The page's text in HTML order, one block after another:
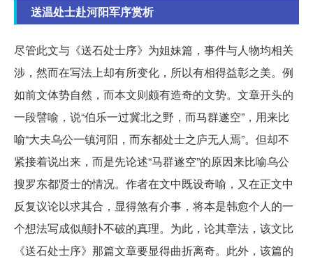
送温处士赴河阳军序赏析
尽管此文与《送石处士序》为姐妹篇，事件与人物均相关
涉，然而在写法上却有所变化，所以有相得益彰之美。例
如前文体势自然，而本文则颇有造奇的文势。文章开头的
一段譬喻，说“伯乐一过冀北之野，而马群遂空”，用来比
喻“大夫乌公一镇河阳，而东都处士之庐无人焉”。但却不
紧接着说出来，而是先论述“马群遂空”的原因来比喻乌公
搜罗东都贤士的情况。作者在文中既设奇喻，又在正文中
反复议论以求其合，显得煞有介事，将本是韩愈个人的一
个想法写成似颠扑不破的真理。为此，论其章法，该文比
《送石处士序》那篇文章要显得曲折离奇。此外，该篇的